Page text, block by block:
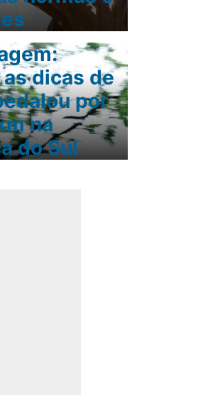
dicas de
por
na
do Sul